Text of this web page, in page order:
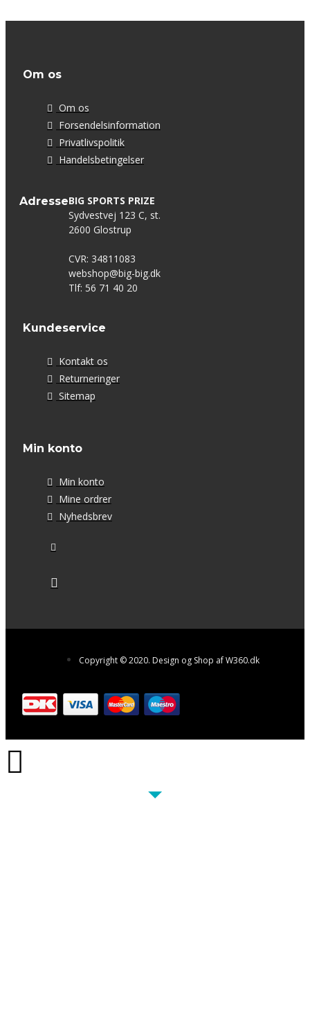
Om os
Om os
Forsendelsinformation
Privatlivspolitik
Handelsbetingelser
AdresseBIG SPORTS PRIZE
Sydvestvej 123 C, st.
2600 Glostrup
CVR: 34811083
webshop@big-big.dk
Tlf: 56 71 40 20
Kundeservice
Kontakt os
Returneringer
Sitemap
Min konto
Min konto
Mine ordrer
Nyhedsbrev
Copyright © 2020. Design og Shop af W360.dk